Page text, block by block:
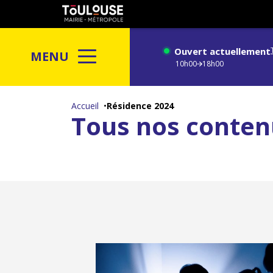
Gestion de vos préférences sur les cookies
au
principal
Toulouse
MENU Ouvert actuellement
10h00 18h00
Accueil Résidence 2024
Tous nos